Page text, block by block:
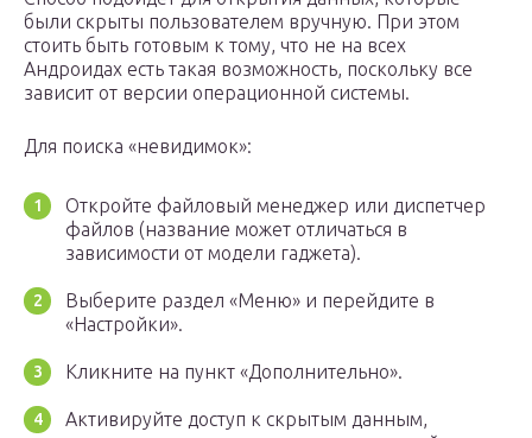
были скрыты пользователем вручную. При этом
стоить быть готовым к тому, что не на всех
Андроидах есть такая возможность, поскольку все
зависит от версии операционной системы.
Для поиска «невидимок»:
Откройте файловый менеджер или диспетчер
файлов (название может отличаться в
зависимости от модели гаджета).
Выберите раздел «Меню» и перейдите в
«Настройки».
Кликните на пункт «Дополнительно».
Активируйте доступ к скрытым данным,